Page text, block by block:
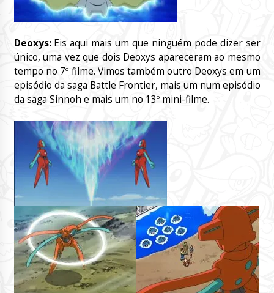
Deoxys:Eis aqui mais um que ninguém pode dizer ser
único, uma vez que dois Deoxys apareceram ao mesmo
tempo no 7º filme. Vimos também outro Deoxys em um
episódio da saga Battle Frontier, mais um num episódio
da saga Sinnoh e mais um no 13º mini-filme.